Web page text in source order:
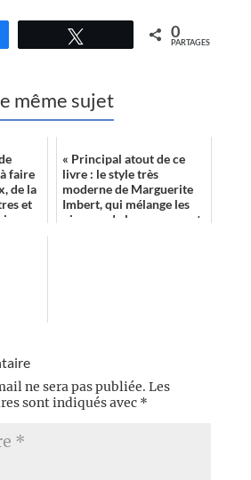
0
PARTAGES
même sujet
faire
de la
et
« Principal atout de ce
livre : le style très
moderne de Marguerite
Imbert, qui mélange les
niveaux de langage, argot
ne sera pas publiée. Les
sont indiqués avec *